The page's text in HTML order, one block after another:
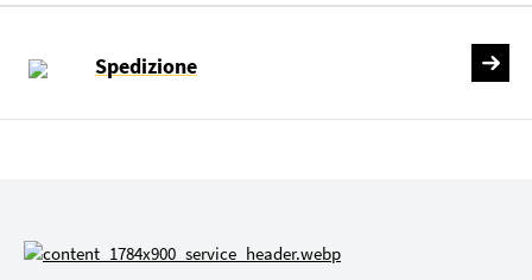
Spedizione